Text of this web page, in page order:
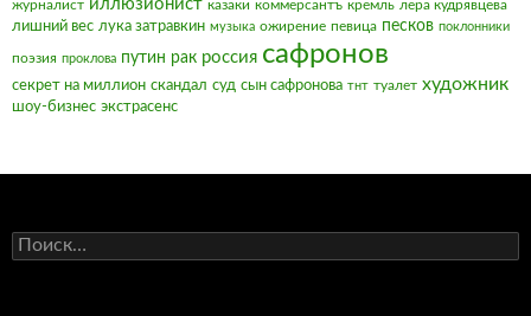
журналист иллюзионист казаки коммерсантъ кремль лера кудрявцева
лишний вес лука затравкин музыка ожирение певица песков поклонники
поэзия проклова путин рак россия сафронов
секрет на миллион скандал суд сын сафронова тнт туалет художник
шоу-бизнес экстрасенс
Найти: